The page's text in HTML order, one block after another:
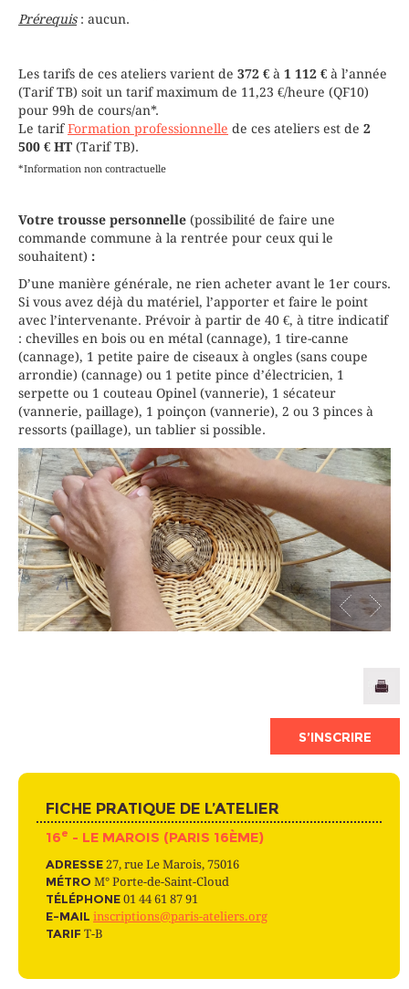
Prérequis : aucun.
Les tarifs de ces ateliers varient de 372 € à 1 112 € à l’année
(Tarif TB) soit un tarif maximum de 11,23 €/heure (QF10)
pour 99h de cours/an*.
Le tarifFormation professionnelle de ces ateliers est de 2
500 € HT (Tarif TB).
*Information non contractuelle
Votre trousse personnelle (possibilité de faire une
commande commune à la rentrée pour ceux qui le
souhaitent) :
D’une manière générale, ne rien acheter avant le 1er cours.
Si vous avez déjà du matériel, l’apporter et faire le point
avec l’intervenante. Prévoir à partir de 40 €, à titre indicatif
: chevilles en bois ou en métal (cannage), 1 tire-canne
(cannage), 1 petite paire de ciseaux à ongles (sans coupe
arrondie) (cannage) ou 1 petite pince d’électricien, 1
serpette ou 1 couteau Opinel (vannerie), 1 sécateur
(vannerie, paillage), 1 poinçon (vannerie), 2 ou 3 pinces à
ressorts (paillage), un tablier si possible.
S’INSCRIRE
FICHE PRATIQUE DE L’ATELIER
16e - LE MAROIS (PARIS 16ÈME)
ADRESSE 27, rue Le Marois, 75016
MÉTRO M° Porte-de-Saint-Cloud
TÉLÉPHONE 01 44 61 87 91
E-MAIL inscriptions@paris-ateliers.org
TARIF T-B